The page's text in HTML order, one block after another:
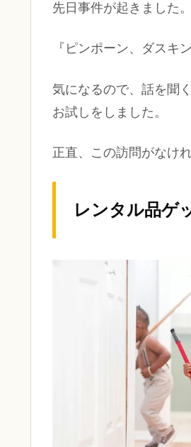
先日事件が起きました。
『ピンポーン、ダスキ
気になるので、話を聞
お試しをしました。
正直、この訪問がなけ
レンタル品ゲ